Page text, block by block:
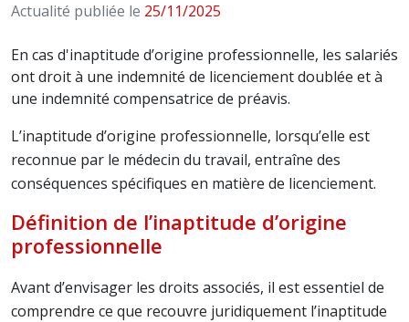
Actualité publiée le 25/11/2025
En cas d'inaptitude d’origine professionnelle, les salariés
ont droit à une indemnité de licenciement doublée et à
une indemnité compensatrice de préavis.
L’inaptitude d’origine professionnelle, lorsqu’elle est
reconnue par le médecin du travail, entraîne des
conséquences spécifiques en matière de licenciement.
Définition de l’inaptitude d’origine
professionnelle
Avant d’envisager les droits associés, il est essentiel de
comprendre ce que recouvre juridiquement l’inaptitude